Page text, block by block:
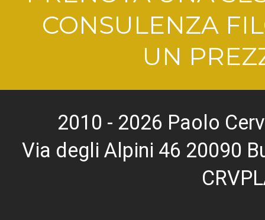
CONSULENZA
UN
2010 - 2026 Paolo
Via degli Alpini 46 20090